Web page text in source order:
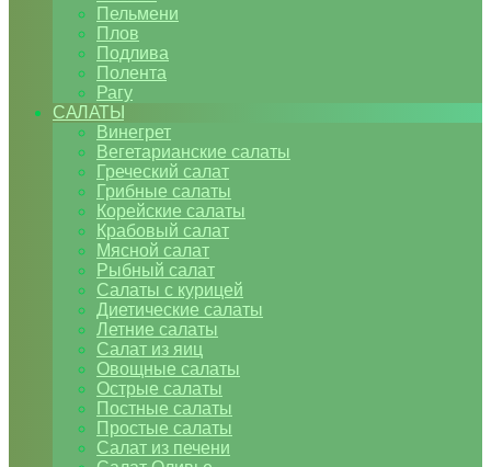
Пельмени
Плов
Подлива
Полента
Рагу
САЛАТЫ
Винегрет
Вегетарианские салаты
Греческий салат
Грибные салаты
Корейские салаты
Крабовый салат
Мясной салат
Рыбный салат
Салаты с курицей
Диетические салаты
Летние салаты
Салат из яиц
Овощные салаты
Острые салаты
Постные салаты
Простые салаты
Салат из печени